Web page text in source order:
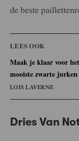
de beste
LEES OOK
Maak je klaar voor
mooiste zwarte jurken
LOIS LAVERNE
Dries Van